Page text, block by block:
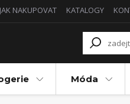
JAK NAKUPOVAT KATALOGY
Móda